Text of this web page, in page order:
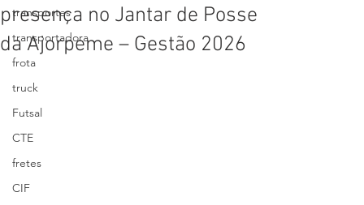
transportes
transportadora
frota
truck
Futsal
CTE
fretes
CIF
presença no Jantar de Posse
da Ajorpeme – Gestão 2026